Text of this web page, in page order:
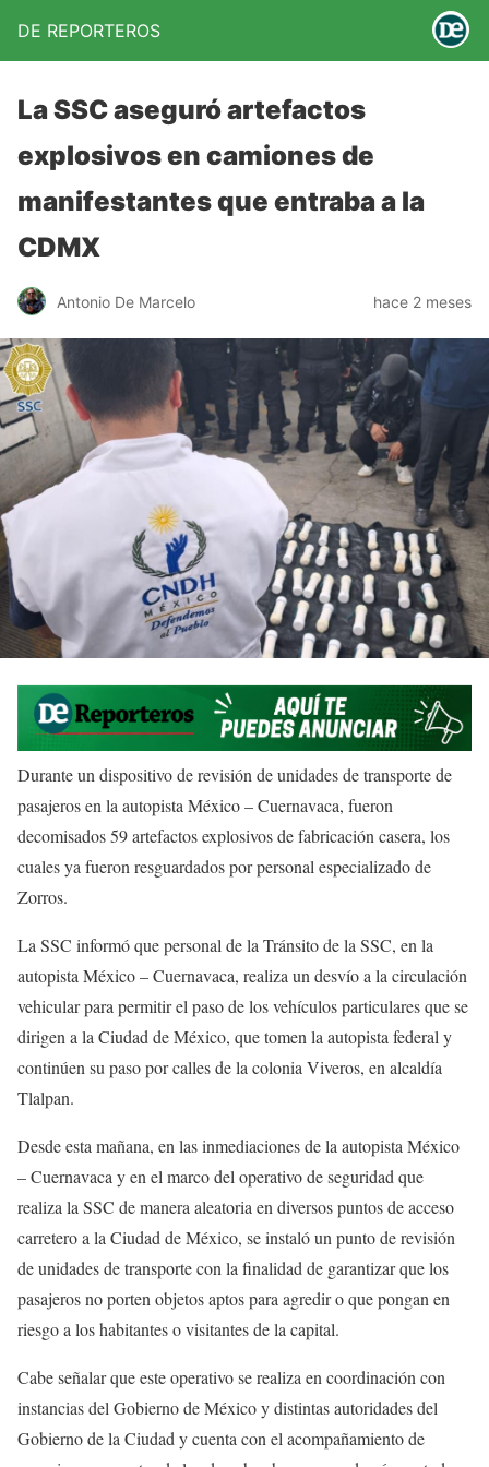
DE REPORTEROS
La SSC aseguró artefactos
explosivos en camiones de
manifestantes que entraba a la
CDMX
Antonio De Marcelo hace 2 meses
Durante un dispositivo de revisión de unidades de transporte de
pasajeros en la autopista México – Cuernavaca, fueron
decomisados 59 artefactos explosivos de fabricación casera, los
cuales ya fueron resguardados por personal especializado de
Zorros.
La SSC informó que personal de la Tránsito de la SSC, en la
autopista México – Cuernavaca, realiza un desvío a la circulación
vehicular para permitir el paso de los vehículos particulares que se
dirigen a la Ciudad de México, que tomen la autopista federal y
continúen su paso por calles de la colonia Viveros, en alcaldía
Tlalpan.
Desde esta mañana, en las inmediaciones de la autopista México
– Cuernavaca y en el marco del operativo de seguridad que
realiza la SSC de manera aleatoria en diversos puntos de acceso
carretero a la Ciudad de México, se instaló un punto de revisión
de unidades de transporte con la finalidad de garantizar que los
pasajeros no porten objetos aptos para agredir o que pongan en
riesgo a los habitantes o visitantes de la capital.
Cabe señalar que este operativo se realiza en coordinación con
instancias del Gobierno de México y distintas autoridades del
Gobierno de la Ciudad y cuenta con el acompañamiento de